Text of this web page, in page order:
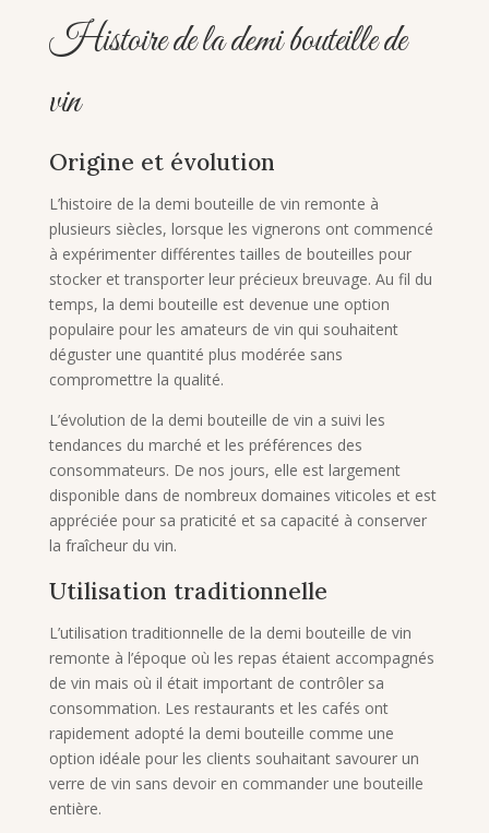
Histoire de la demi bouteille de
vin
Origine et évolution
L’histoire de la demi bouteille de vin remonte à
plusieurs siècles, lorsque les vignerons ont commencé
à expérimenter différentes tailles de bouteilles pour
stocker et transporter leur précieux breuvage. Au fil du
temps, la demi bouteille est devenue une option
populaire pour les amateurs de vin qui souhaitent
déguster une quantité plus modérée sans
compromettre la qualité.
L’évolution de la demi bouteille de vin a suivi les
tendances du marché et les préférences des
consommateurs. De nos jours, elle est largement
disponible dans de nombreux domaines viticoles et est
appréciée pour sa praticité et sa capacité à conserver
la fraîcheur du vin.
Utilisation traditionnelle
L’utilisation traditionnelle de la demi bouteille de vin
remonte à l’époque où les repas étaient accompagnés
de vin mais où il était important de contrôler sa
consommation. Les restaurants et les cafés ont
rapidement adopté la demi bouteille comme une
option idéale pour les clients souhaitant savourer un
verre de vin sans devoir en commander une bouteille
entière.